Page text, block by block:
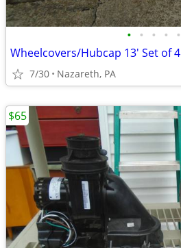
• • • • •
Wheelcovers/Hubcap 13' Set of 4
7/30 Nazareth, PA
$65